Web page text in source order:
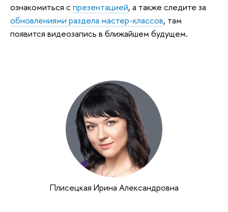
ознакомиться с презентацией, а также следите за
обновлениями раздела мастер-классов, там
появится видеозапись в ближайшем будущем.
Плисецкая Ирина Александровна